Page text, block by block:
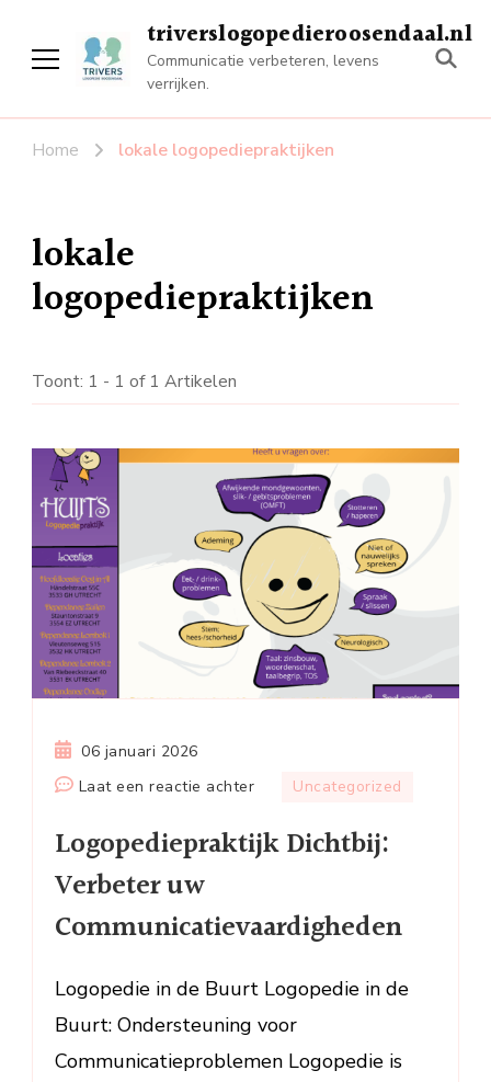
triverslogopedieroosendaal.nl
Communicatie verbeteren, levens
verrijken.
Home lokale logopediepraktijken
lokale
logopediepraktijken
Toont: 1 - 1 of 1 Artikelen
06 januari 2026
Laat een reactie achterop
Dichtbij:
Communicatievaardigheden
Uncategorized
Logopediepraktijk Dichtbij:
Verbeter uw
Communicatievaardigheden
Logopedie in de Buurt Logopedie in de
Buurt: Ondersteuning voor
Communicatieproblemen Logopedie is